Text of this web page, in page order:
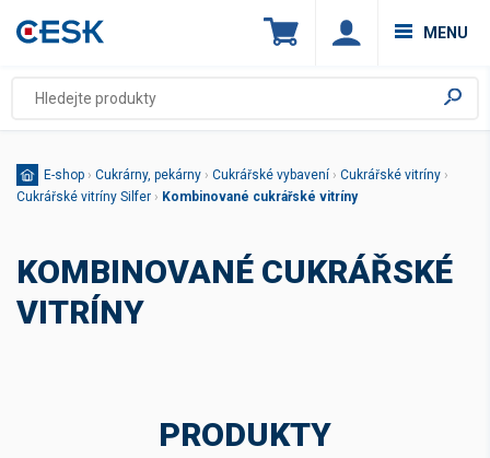
MENU
E-shop › Cukrárny, pekárny › Cukrářské vybavení › Cukrářské vitríny ›
Cukrářské vitríny Silfer › Kombinované cukrářské vitríny
KOMBINOVANÉ CUKRÁŘSKÉ
VITRÍNY
PRODUKTY